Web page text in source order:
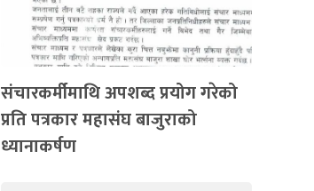
संचारकर्मीमाथि अपशब्द प्रयोग गरेको
प्रति पत्रकार महासंघ बाजुराको
ध्यानाकर्षण